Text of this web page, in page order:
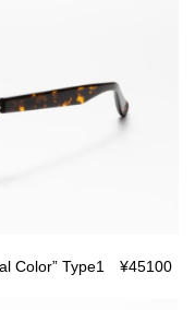
Color” Type1 ¥45100